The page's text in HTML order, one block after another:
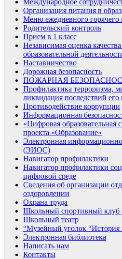
Организация питания в
Меню ежедневного горячего
Родительский контроль
Прием в 1 класс
Независимая оценка
образовательной
Наставничество
Дорожная безопасность
ПОЖАРНАЯ
Профилактика терроризма,
ликвидация последствий его
Противодействие коррупции
Информационная
«Цифровая образовательная
проекта «Образование»
Электронная
(ЭИОС)
Навигатор профилактики
Навигатор профилактики
цифровой среде
Сведения об организации
оздоровлении
Охрана труда
Школьный спортивный
Школьный театр
“Музейный уголок
Электронная библиотека
Написать нам
Контакты